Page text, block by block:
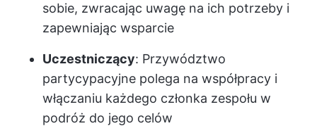
sobie, zwracając uwagę na ich potrzeby i
zapewniając wsparcie
Uczestniczący: Przywództwo
partycypacyjne polega na współpracy i
włączaniu każdego członka zespołu w
podróż do jego celów